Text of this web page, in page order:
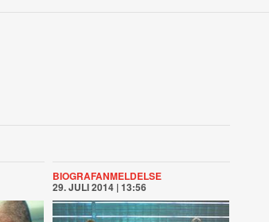
BIOGRAFANMELDELSE
29. JULI 2014 | 13:56